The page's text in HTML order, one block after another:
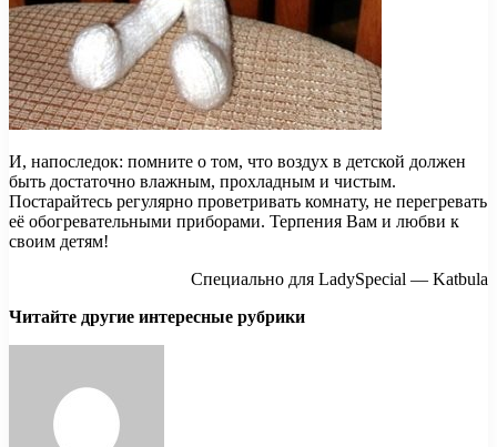
И, напоследок: помните о том, что воздух в детской должен
быть достаточно влажным, прохладным и чистым.
Постарайтесь регулярно проветривать комнату, не перегревать
её обогревательными приборами. Терпения Вам и любви к
своим детям!
Специально для LadySpecial — Katbula
Читайте другие интересные рубрики